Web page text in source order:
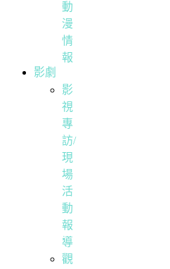
動
漫
情
報
影劇
影
視
專
訪/
現
場
活
動
報
導
觀